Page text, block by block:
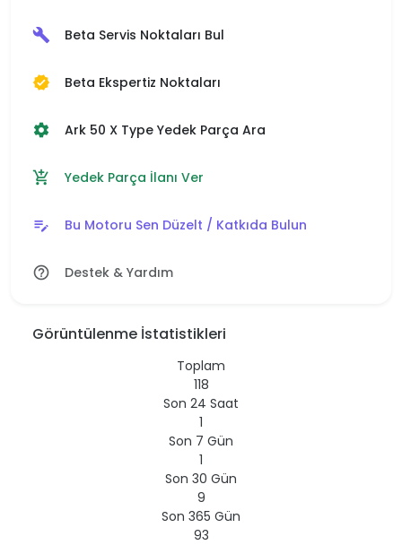
build Beta Servis Noktaları Bul
verified Beta Ekspertiz Noktaları
settings Ark 50 X Type Yedek Parça Ara
add_shopping_cart Yedek Parça İlanı Ver
edit_note Bu Motoru Sen Düzelt / Katkıda Bulun
help_outline Destek & Yardım
Görüntülenme İstatistikleri
Toplam
118
Son 24 Saat
1
Son 7 Gün
1
Son 30 Gün
9
Son 365 Gün
93